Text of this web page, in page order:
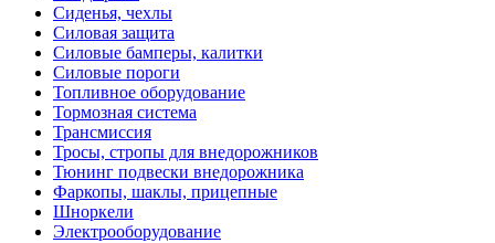
Сиденья, чехлы
Силовая защита
Силовые бамперы, калитки
Силовые пороги
Топливное оборудование
Тормозная система
Трансмиссия
Тросы, стропы для внедорожников
Тюнинг подвески внедорожника
Фаркопы, шаклы, прицепные
Шноркели
Электрооборудование